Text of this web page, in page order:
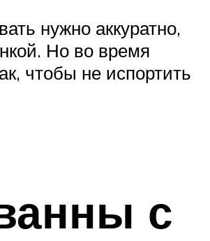
нужно аккуратно,
Но во время
чтобы не испортить
с